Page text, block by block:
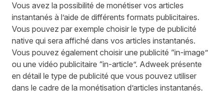
Vous avez la possibilité de monétiser vos articles
instantanés à l’aide de différents formats publicitaires.
Vous pouvez par exemple choisir le type de publicité
native qui sera affiché dans vos articles instantanés.
Vous pouvez également choisir une publicité “in-image”
ou une vidéo publicitaire “in-article”. Adweek présente
en détail le type de publicité que vous pouvez utiliser
dans le cadre de la monétisation d’articles instantanés.